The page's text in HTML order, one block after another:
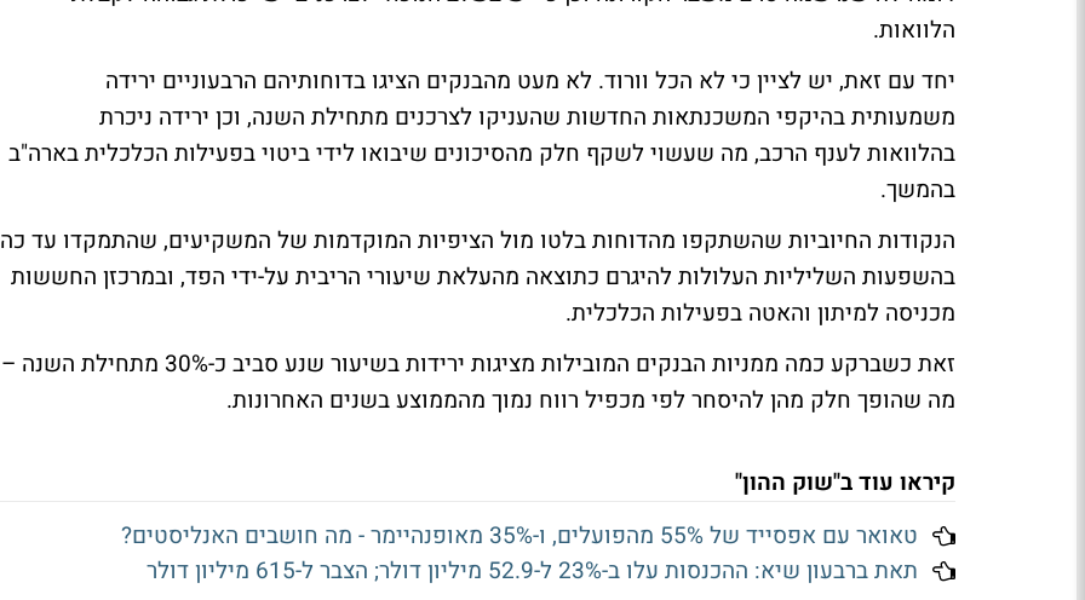
הלוואות.
יחד עם זאת, יש לציין כי לא הכל וורוד. לא מעט מהבנקים הציגו בדוחותיהם הרבעוניים ירידה
משמעותית בהיקפי המשכנתאות החדשות שהעניקו לצרכנים מתחילת השנה, וכן ירידה ניכרת
בהלוואות לענף הרכב, מה שעשוי לשקף חלק מהסיכונים שיבואו לידי ביטוי בפעילות הכלכלית בארה"ב
בהמשך.
הנקודות החיוביות שהשתקפו מהדוחות בלטו מול הציפיות המוקדמות של המשקיעים, שהתמקדו עד כה
בהשפעות השליליות העלולות להיגרם כתוצאה מהעלאת שיעורי הריבית על-ידי הפד, ובמרכזן החששות
מכניסה למיתון והאטה בפעילות הכלכלית.
זאת כשברקע כמה ממניות הבנקים המובילות מציגות ירידות בשיעור שנע סביב כ-30% מתחילת השנה –
מה שהופך חלק מהן להיסחר לפי מכפיל רווח נמוך מהממוצע בשנים האחרונות.
קיראו עוד ב"שוק ההון"
טאואר עם אפסייד של 55% מהפועלים, ו-35% מאופנהיימר - מה חושבים האנליסטים?
תאת ברבעון שיא: ההכנסות עלו ב-23% ל-52.9 מיליון דולר; הצבר ל-615 מיליון דולר